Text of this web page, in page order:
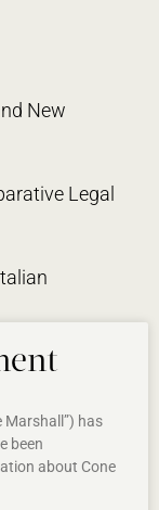
New
Legal
Marshall”) has
been
about Cone